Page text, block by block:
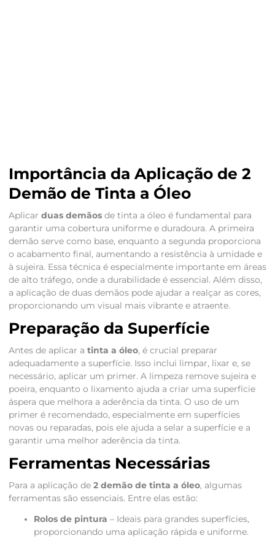
Importância da Aplicação de 2
Demão de Tinta a Óleo
Aplicar duas demãosde tinta a óleo é fundamental para
garantir uma cobertura uniforme e duradoura. A primeira
demão serve como base, enquanto a segunda proporciona
o acabamento final, aumentando a resistência à umidade e
à sujeira. Essa técnica é especialmente importante em áreas
de alto tráfego, onde a durabilidade é essencial. Além disso,
a aplicação de duas demãos pode ajudar a realçar as cores,
proporcionando um visual mais vibrante e atraente.
Preparação da Superfície
Antes de aplicar a tinta a óleo, é crucial preparar
adequadamente a superfície. Isso inclui limpar, lixar e, se
necessário, aplicar um primer. A limpeza remove sujeira e
poeira, enquanto o lixamento ajuda a criar uma superfície
áspera que melhora a aderência da tinta. O uso de um
primer é recomendado, especialmente em superfícies
novas ou reparadas, pois ele ajuda a selar a superfície e a
garantir uma melhor aderência da tinta.
Ferramentas Necessárias
Para a aplicação de 2 demão de tinta a óleo, algumas
ferramentas são essenciais. Entre elas estão:
Rolos de pintura – Ideais para grandes superfícies,
proporcionando uma aplicação rápida e uniforme.